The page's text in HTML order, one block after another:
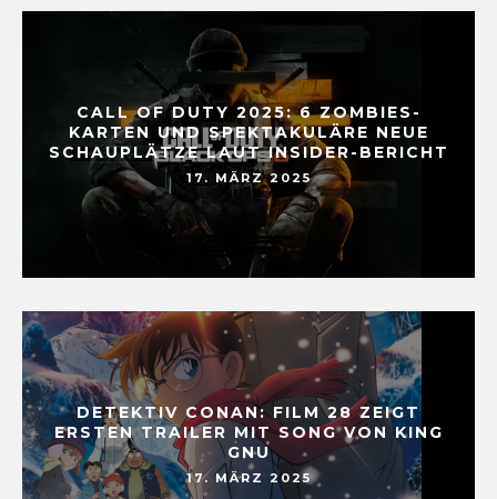
CALL OF DUTY 2025: 6 ZOMBIES-
KARTEN UND SPEKTAKULÄRE NEUE
SCHAUPLÄTZE LAUT INSIDER-BERICHT
17. MÄRZ 2025
DETEKTIV CONAN: FILM 28 ZEIGT
ERSTEN TRAILER MIT SONG VON KING
GNU
17. MÄRZ 2025